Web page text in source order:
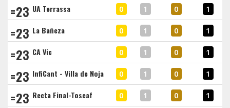
=23 UA Terrassa 0 1 0 1
=23 La Bañeza 0 1 0 1
=23 CA Vic 0 1 0 1
=23 InfiCant - Villa de Noja 0 1 0 1
=23 Recta Final-Toscaf 0 1 0 1